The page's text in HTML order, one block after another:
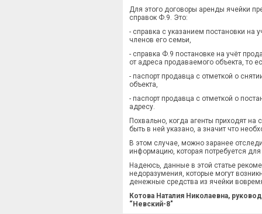
Для этого договоры аренды ячейки
справок Ф.9. Это:
- справка с указанием постановки на
членов его семьи,
- справка Ф.9 постановке на учёт
от адреса продаваемого объекта, то
- паспорт продавца с отметкой о
объекта,
- паспорт продавца с отметкой о
адресу.
Похвально, когда агенты приходят
быть в ней указано, а значит что
В этом случае, можно заранее
информацию, которая потребуется
Надеюсь, данные в этой статье
недоразумения, которые могут
денежные средства из ячейки
Котова Наталия Николаевна,
“Невский-8"